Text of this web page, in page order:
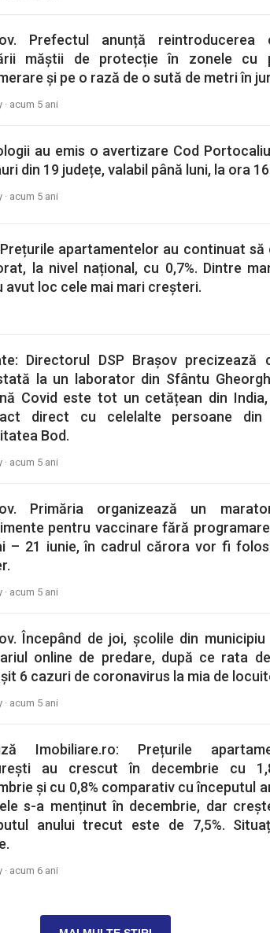
Prefectul anunță reintroducerea
măștii de protecție în zonele cu
și pe o rază de o sută de metri în
· acum 5 ani
au emis o avertizare Cod
din 19 județe, valabil până luni, la ora
· acum 5 ani
apartamentelor au continuat să
la nivel național, cu 0,7%. Dintre
avut loc cele mai mari creșteri.
Directorul DSP Brașov precizează
la un laborator din Sfântu
Covid este tot un cetățean din
direct cu celelalte persoane din
Bod.
· acum 5 ani
Primăria organizează un
pentru vaccinare fără
– 21 iunie, în cadrul cărora vor fi
· acum 5 ani
Începând de joi, școlile din
online de predare, după ce rata
6 cazuri de coronavirus la mia de
· acum 5 ani
Imobiliare.ro: Prețurile
au crescut în decembrie cu
și cu 0,8% comparativ cu începutul
s-a menținut în decembrie, dar
anului trecut este de 7,5%.
· acum 6 ani